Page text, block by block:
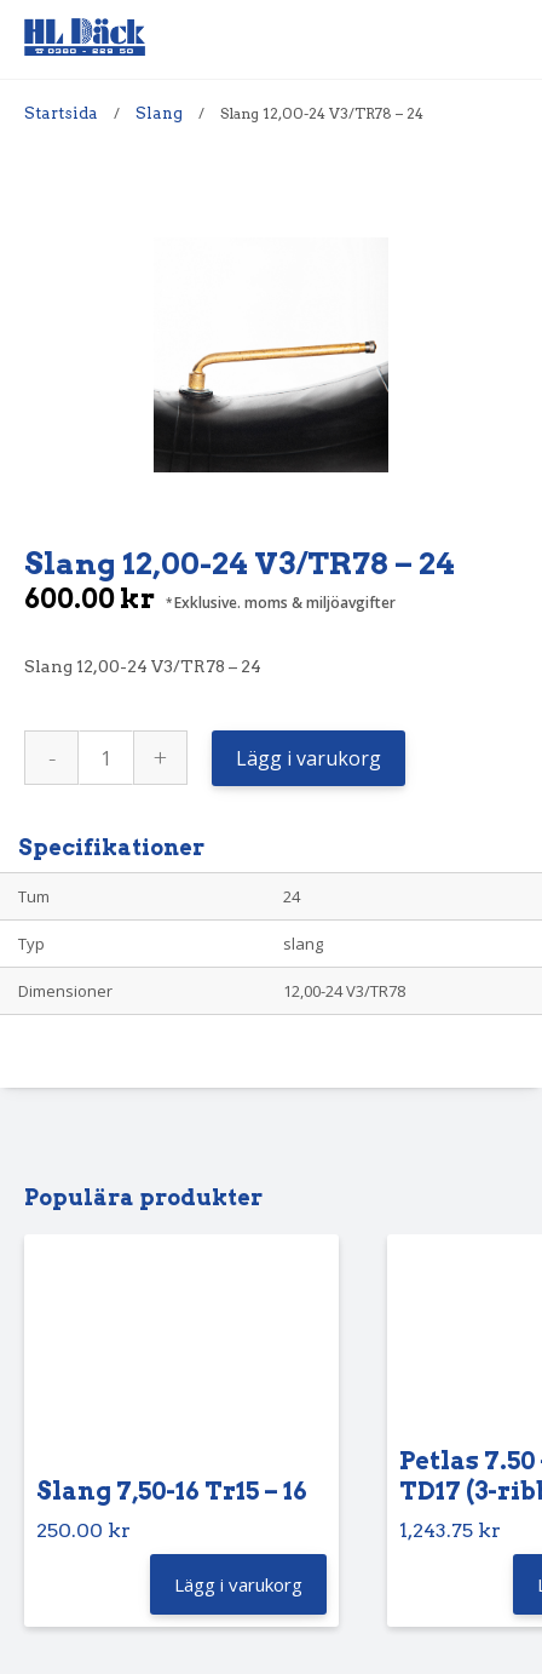
Startsida / Slang / Slang 12,00-24 V3/TR78 – 24
Slang 12,00-24 V3/TR78 – 24
600.00kr Exklusive. moms & miljöavgifter
Slang 12,00-24 V3/TR78 – 24
-
Slang
12,00-
V3/TR78
+ Lägg i varukorg
Specifikationer
Tum 24
Typ slang
Dimensioner 12,00-24 V3/TR78
Populära produkter
Slang 7,50-16 Tr15 – 16
250.00 kr
Lägg i varukorg
Petlas 7.50
TD17 (3-
1,243.75 kr